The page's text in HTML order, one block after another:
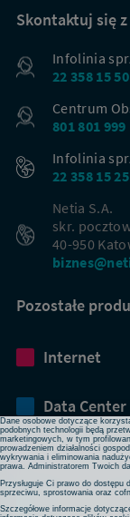
Skontaktuj się
Infolinia
22 358 15 50
Centrum
801 801 999
Infolinia
22 358 15 25
Netia S.A.
skr.
40-950
Pozostałe
Internet
Data
Używamy plików cookies lub
usprawniania jego działania,
może spowodować brak dostępu
Dane osobowe dotyczące
podobnych technologii będą
marketingowych, w tym
prowadzeniem działalności
wykrywania i eliminowania
prawa. Administratorem Twoich
Przysługuje Ci prawo do dostępu
sprzeciwu, sprostowania oraz
Szczegółowe informacje